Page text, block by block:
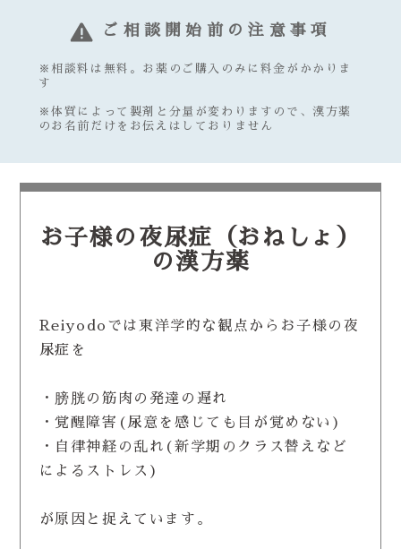
ご相談開始前の注意事項
※相談料は無料。お薬のご購入のみに料金がかかりま
す
※体質によって製剤と分量が変わりますので、漢方薬
のお名前だけをお伝えはしておりません
お子様の夜尿症（おねしょ）
の漢方薬
Reiyodoでは東洋学的な観点からお子様の夜
尿症を
・膀胱の筋肉の発達の遅れ
・覚醒障害(尿意を感じても目が覚めない)
・自律神経の乱れ(新学期のクラス替えなど
によるストレス)
が原因と捉えています。